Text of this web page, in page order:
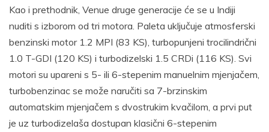
Kao i prethodnik, Venue druge generacije će se u Indiji
nuditi s izborom od tri motora. Paleta uključuje atmosferski
benzinski motor 1.2 MPI (83 KS), turbopunjeni trocilindrični
1.0 T-GDI (120 KS) i turbodizelski 1.5 CRDi (116 KS). Svi
motori su upareni s 5- ili 6-stepenim manuelnim mjenjačem,
turbobenzinac se može naručiti sa 7-brzinskim
automatskim mjenjačem s dvostrukim kvačilom, a prvi put
je uz turbodizelaša dostupan klasični 6-stepenim